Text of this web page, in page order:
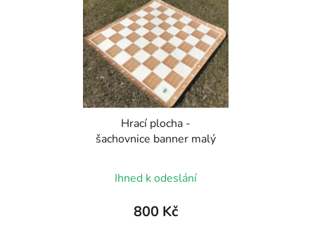
Hrací plocha -
šachovnice banner malý
Ihned k odeslání
800 Kč